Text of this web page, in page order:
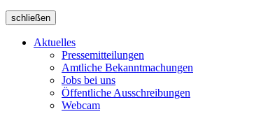
schließen
Aktuelles
Pressemitteilungen
Amtliche Bekanntmachungen
Jobs bei uns
Öffentliche Ausschreibungen
Webcam